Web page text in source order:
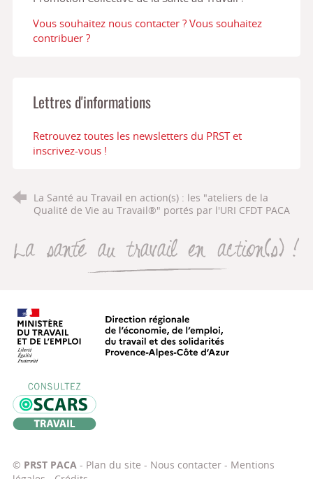
Vous souhaitez nous contacter ? Vous souhaitez
contribuer ?
Lettres d'informations
Retrouvez toutes les newsletters du PRST et
inscrivez-vous !
La Santé au Travail en action(s) : les "ateliers de la
Qualité de Vie au Travail®" portés par l'URI CFDT PACA
La santé au travail en
Direction régionale de l’économie,
© PRST PACA- Plan du site - Nous contacter- Mentions